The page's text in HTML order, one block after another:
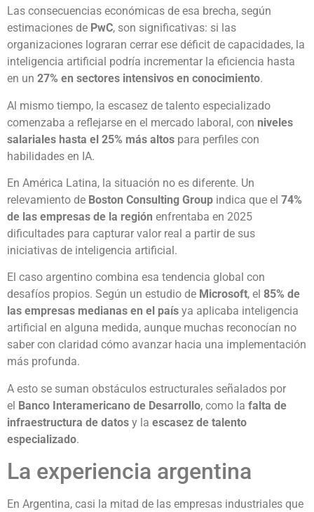
Las consecuencias económicas de esa brecha, según
estimaciones de PwC, son significativas: si las
organizaciones lograran cerrar ese déficit de capacidades, la
inteligencia artificial podría incrementar la eficiencia hasta
en un 27% en sectores intensivos en conocimiento.
Al mismo tiempo, la escasez de talento especializado
comenzaba a reflejarse en el mercado laboral, con niveles
salariales hasta el 25% más altos para perfiles con
habilidades en IA.
En América Latina, la situación no es diferente. Un
relevamiento de Boston Consulting Group indica que el 74%
de las empresas de la región enfrentaba en 2025
dificultades para capturar valor real a partir de sus
iniciativas de inteligencia artificial.
El caso argentino combina esa tendencia global con
desafíos propios. Según un estudio de Microsoft, el 85% de
las empresas medianas en el país ya aplicaba inteligencia
artificial en alguna medida, aunque muchas reconocían no
saber con claridad cómo avanzar hacia una implementación
más profunda.
A esto se suman obstáculos estructurales señalados por
el Banco Interamericano de Desarrollo, como la falta de
infraestructura de datos y la escasez de talento
especializado.
La experiencia argentina
En Argentina, casi la mitad de las empresas industriales que